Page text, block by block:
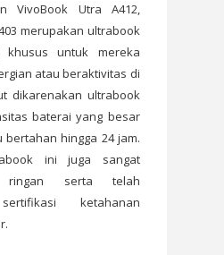
VivoBook Utra A412,
merupakan ultrabook
khusus untuk mereka
atau beraktivitas di
dikarenakan ultrabook
baterai yang besar
bertahan hingga 24 jam.
ini juga sangat
serta telah
ketahanan